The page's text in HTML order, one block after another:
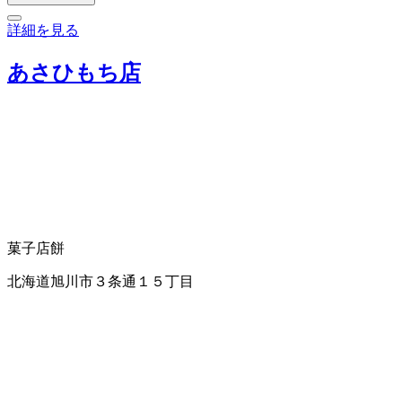
詳細を見る
あさひもち店
菓子店餅
北海道旭川市３条通１５丁目